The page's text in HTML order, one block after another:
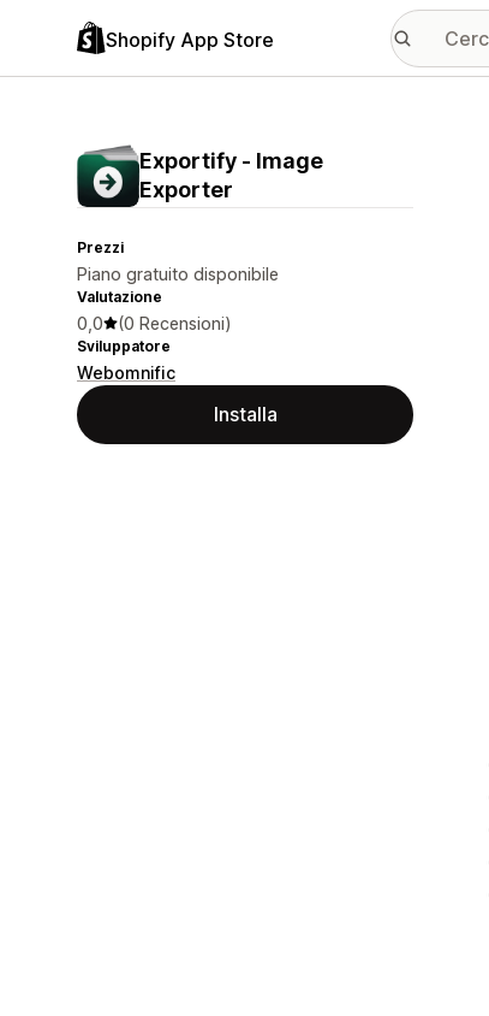
Shopify App Store
Exportify ‑ Image
Exporter
Prezzi
Piano gratuito disponibile
Valutazione
0,0 (0 Recensioni)
Sviluppatore
Webomnific
Installa